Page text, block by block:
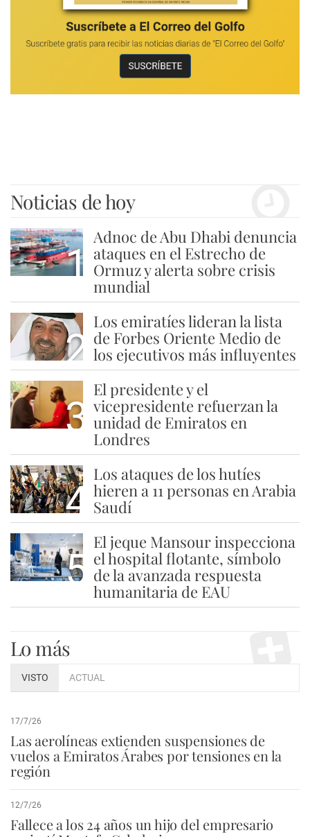
Noticias de hoy
1
Adnoc de Abu Dhabi denuncia
ataques en el Estrecho de
Ormuz y alerta sobre crisis
mundial
2
Los emiratíes lideran la lista
de Forbes Oriente Medio de
los ejecutivos más influyentes
3
El presidente y el
vicepresidente refuerzan la
unidad de Emiratos en
Londres
4
Los ataques de los hutíes
hieren a 11 personas en Arabia
Saudí
5
El jeque Mansour inspecciona
el hospital flotante, símbolo
de la avanzada respuesta
humanitaria de EAU
Lo más
VISTO ACTUAL
17/7/26
Las aerolíneas extienden suspensiones de
vuelos a Emiratos Árabes por tensiones en la
región
12/7/26
Fallece a los 24 años un hijo del empresario